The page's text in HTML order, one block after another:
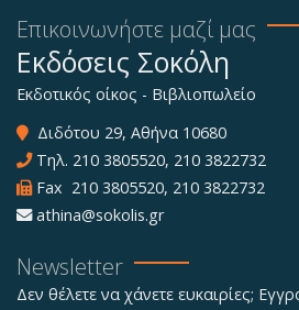
Επικοινωνήστε μαζί μας
Εκδόσεις Σοκόλη
Εκδοτικός οίκος - Βιβλιοπωλείο
Διδότου 29, Αθήνα 10680
Τηλ. 210 3805520, 210 3822732
Fax 210 3805520, 210 3822732
athina@sokolis.gr
Newsletter
Δεν θέλετε να χάνετε ευκαιρίες;